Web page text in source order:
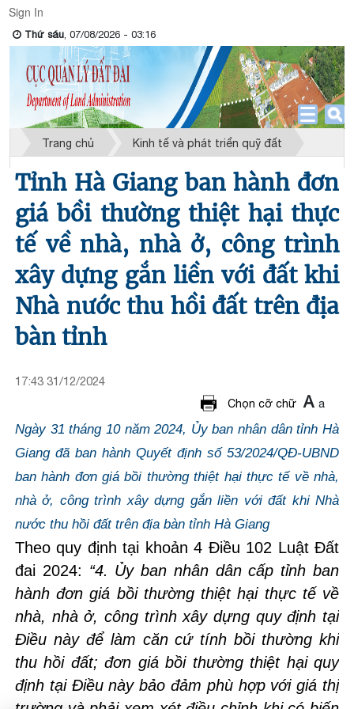
Sign In
Thứ sáu, 07/08/2026 - 03:16
Trang chủ Kinh tế và phát triển quỹ đất
Tỉnh Hà Giang ban hành đơn
giá bồi thường thiệt hại thực
tế về nhà, nhà ở, công trình
xây dựng gắn liền với đất khi
Nhà nước thu hồi đất trên địa
bàn tỉnh
17:43 31/12/2024
Chọn cỡ chữ A a
Ngày 31 tháng 10 năm 2024, Ủy ban nhân dân tỉnh Hà
Giang đã ban hành Quyết định số 53/2024/QĐ-UBND
ban hành đơn giá bồi thường thiệt hại thực tế về nhà,
nhà ở, công trình xây dựng gắn liền với đất khi Nhà
nước thu hồi đất trên địa bàn tỉnh Hà Giang
Theo quy định tại khoản 4 Điều 102 Luật Đất
đai 2024: “4. Ủy ban nhân dân cấp tỉnh ban
hành đơn giá bồi thường thiệt hại thực tế về
nhà, nhà ở, công trình xây dựng quy định tại
Điều này để làm căn cứ tính bồi thường khi
thu hồi đất; đơn giá bồi thường thiệt hại quy
định tại Điều này bảo đảm phù hợp với giá thị